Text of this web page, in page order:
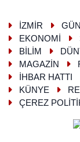
İZMİR
EKONOMİ
BİLİM
MAGAZİN
İHBAR HATTI
KÜNYE
ÇEREZ